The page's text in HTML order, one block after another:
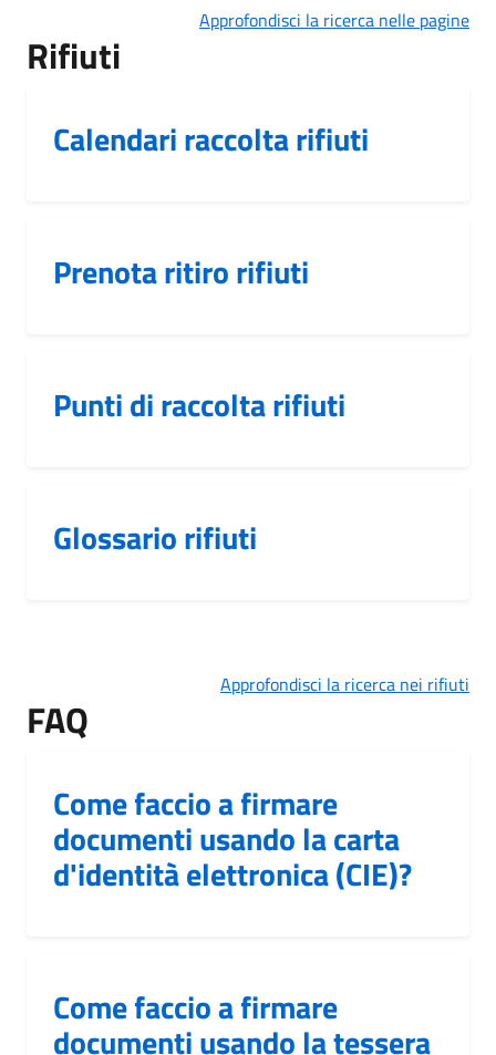
Approfondisci la ricerca nelle pagine
Rifiuti
Calendari raccolta rifiuti
Prenota ritiro rifiuti
Punti di raccolta rifiuti
Glossario rifiuti
Approfondisci la ricerca nei rifiuti
FAQ
Come faccio a firmare
documenti usando la carta
d'identità elettronica (CIE)?
Come faccio a firmare
documenti usando la tessera